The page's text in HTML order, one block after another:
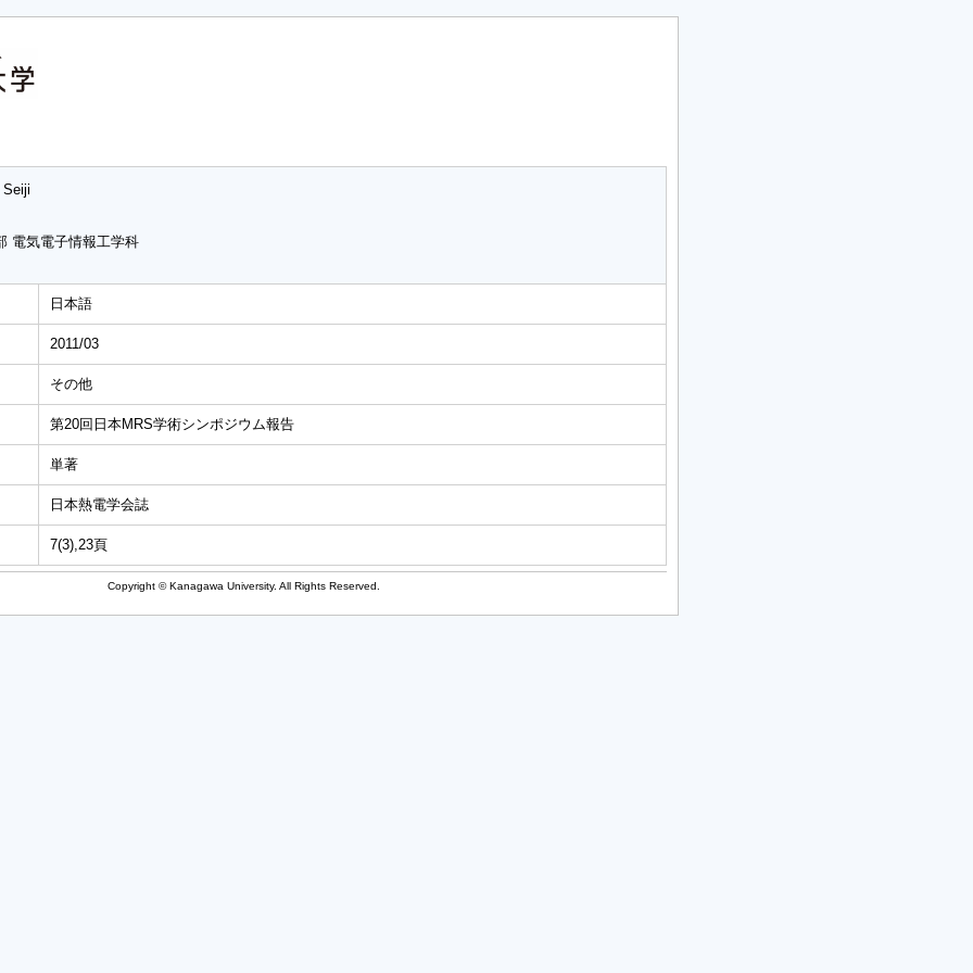
Seiji
電気電子情報工学科
日本語
2011/03
その他
第20回日本MRS学術シンポジウム報告
単著
日本熱電学会誌
7(3),23頁
Copyright © Kanagawa University. All Rights Reserved.